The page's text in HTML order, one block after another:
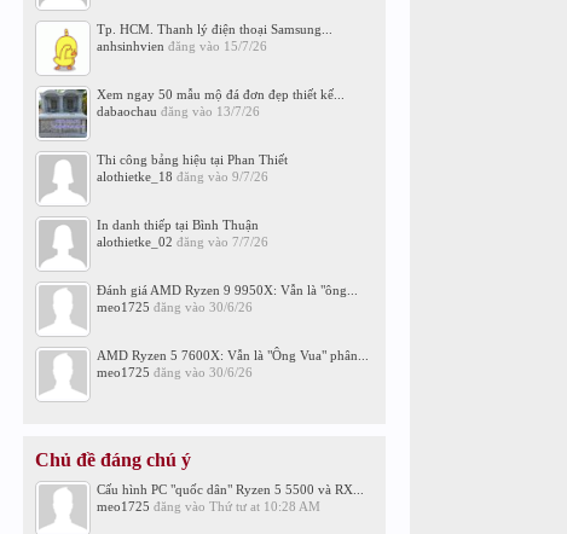
Tp. HCM. Thanh lý điện thoại Samsung...
anhsinhvien đăng vào 15/7/26
Xem ngay 50 mẫu mộ đá đơn đẹp thiết kế...
dabaochau đăng vào 13/7/26
Thi công bảng hiệu tại Phan Thiết
alothietke_18 đăng vào 9/7/26
In danh thiếp tại Bình Thuận
alothietke_02 đăng vào 7/7/26
Đánh giá AMD Ryzen 9 9950X: Vẫn là "ông...
meo1725 đăng vào 30/6/26
AMD Ryzen 5 7600X: Vẫn là "Ông Vua" phân...
meo1725 đăng vào 30/6/26
Chủ đề đáng chú ý
Cấu hình PC "quốc dân" Ryzen 5 5500 và RX...
meo1725 đăng vào Thứ tư at 10:28 AM